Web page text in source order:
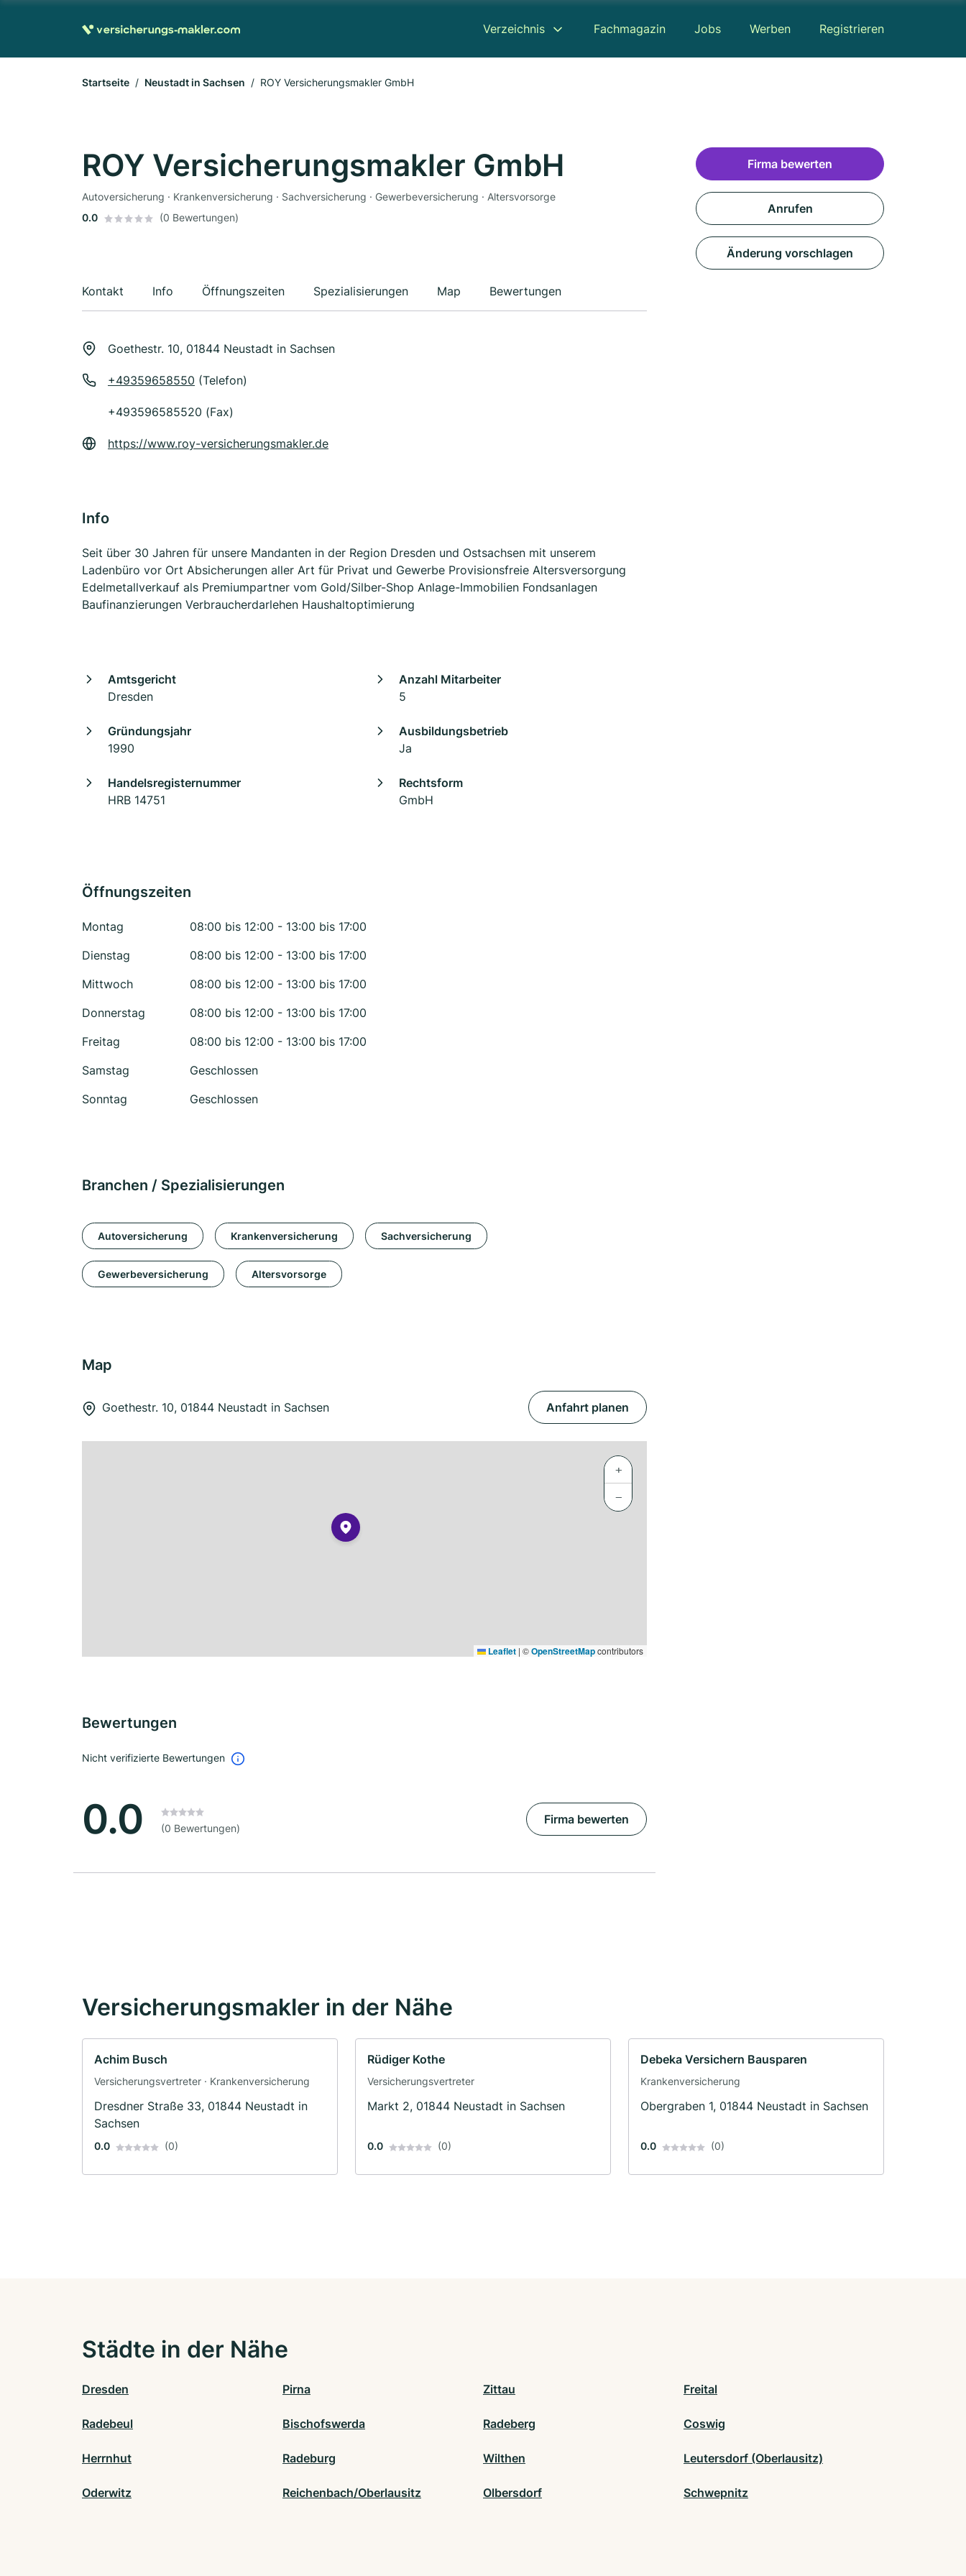
Verzeichnis Fachmagazin Jobs Werben Registrieren
Startseite Neustadt in Sachsen ROY Versicherungsmakler GmbH
ROY Versicherungsmakler GmbH
Autoversicherung · Krankenversicherung · Sachversicherung · Gewerbeversicherung · Altersvorsorge
0.0
(0 Bewertungen)
Kontakt Info Öffnungszeiten Spezialisierungen Map Bewertungen
Goethestr. 10, 01844 Neustadt in Sachsen
+49359658550 (Telefon)
+493596585520 (Fax)
https://www.roy-versicherungsmakler.de
Info
Seit über 30 Jahren für unsere Mandanten in der Region Dresden und Ostsachsen mit unserem
Ladenbüro vor Ort Absicherungen aller Art für Privat und Gewerbe Provisionsfreie Altersversorgung
Edelmetallverkauf als Premiumpartner vom Gold/Silber-Shop Anlage-Immobilien Fondsanlagen
Baufinanzierungen Verbraucherdarlehen Haushaltoptimierung
Amtsgericht
Dresden
Anzahl Mitarbeiter
5
Gründungsjahr
1990
Ausbildungsbetrieb
Ja
Handelsregisternummer
HRB 14751
Rechtsform
GmbH
Öffnungszeiten
Montag
08:00 bis 12:00 - 13:00 bis 17:00
Dienstag
08:00 bis 12:00 - 13:00 bis 17:00
Mittwoch
08:00 bis 12:00 - 13:00 bis 17:00
Donnerstag
08:00 bis 12:00 - 13:00 bis 17:00
Freitag
08:00 bis 12:00 - 13:00 bis 17:00
Samstag
Geschlossen
Sonntag
Geschlossen
Branchen / Spezialisierungen
Autoversicherung Krankenversicherung Sachversicherung
Gewerbeversicherung Altersvorsorge
Map
Goethestr. 10, 01844 Neustadt in Sachsen Anfahrt planen
+
−
Leaflet | ©OpenStreetMapcontributors
Bewertungen
Nicht verifizierte Bewertungen
0.0 (0 Bewertungen)
Firma bewerten
Firma bewerten
Anrufen
Änderung vorschlagen
Versicherungsmakler in der Nähe
Achim Busch
Versicherungsvertreter · Krankenversicherung
Dresdner Straße 33, 01844 Neustadt in
Sachsen
0.0 (0)
Rüdiger Kothe
Versicherungsvertreter
Markt 2, 01844 Neustadt in Sachsen
0.0 (0)
Debeka Versichern Bausparen
Krankenversicherung
Obergraben 1, 01844 Neustadt in Sachsen
0.0 (0)
Städte in der Nähe
Dresden Pirna Zittau Freital
Radebeul Bischofswerda Radeberg Coswig
Herrnhut Radeburg Wilthen Leutersdorf (Oberlausitz)
Oderwitz Reichenbach/Oberlausitz Olbersdorf Schwepnitz